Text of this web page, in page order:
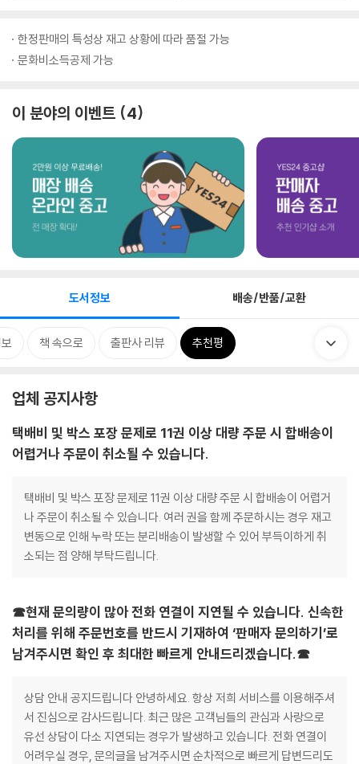
한정판매의 특성상 재고 상황에 따라 품절 가능
문화비소득공제 가능
이 분야의 이벤트 4
도서정보 배송/반품/교환
책 속으로 출판사 리뷰 추천평
업체 공지사항
택배비 및 박스 포장 문제로 11권 이상 대량 주문 시 합배송이
어렵거나 주문이 취소될 수 있습니다.
택배비 및 박스 포장 문제로 11권 이상 대량 주문 시 합배송이 어렵거
나 주문이 취소될 수 있습니다. 여러 권을 함께 주문하시는 경우 재고
변동으로 인해 누락 또는 분리배송이 발생할 수 있어 부득이하게 취
소되는 점 양해 부탁드립니다.
☎현재 문의량이 많아 전화 연결이 지연될 수 있습니다. 신속한
처리를 위해 주문번호를 반드시 기재하여 ‘판매자 문의하기’로
남겨주시면 확인 후 최대한 빠르게 안내드리겠습니다.☎
상담 안내 공지드립니다 안녕하세요. 항상 저희 서비스를 이용해주셔
서 진심으로 감사드립니다. 최근 많은 고객님들의 관심과 사랑으로
유선 상담이 다소 지연되는 경우가 발생하고 있습니다. 전화 연결이
어려우실 경우, 문의글을 남겨주시면 순차적으로 빠르게 답변드리도